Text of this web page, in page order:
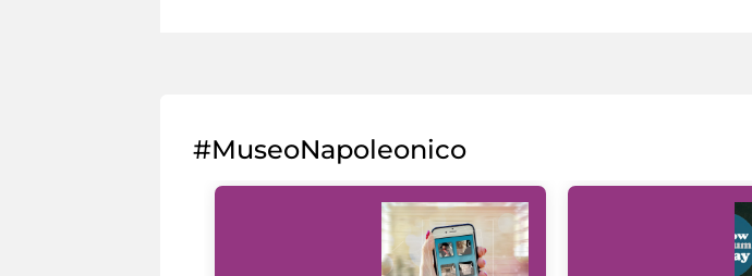
#MuseoNapoleonico